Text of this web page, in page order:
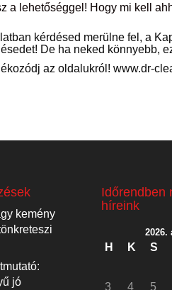
a lehetőséggel! Hogy mi kell
kérdésed merülne fel, a
De ha neked könnyebb,
az oldalukról! www.dr-
kemény
jó
Időrendben
híreink
2026.
H K S
3
4 5